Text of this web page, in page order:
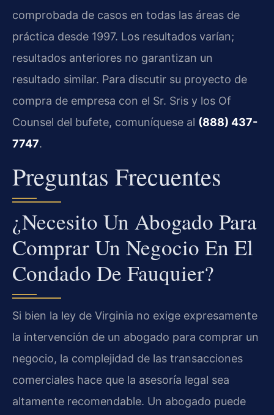
comprobada de casos en todas las áreas de
práctica desde 1997. Los resultados varían;
resultados anteriores no garantizan un
resultado similar. Para discutir su proyecto de
compra de empresa con el Sr. Sris y los Of
Counsel del bufete, comuníquese al (888) 437-
7747.
Preguntas Frecuentes
¿Necesito Un Abogado Para
Comprar Un Negocio En El
Condado De Fauquier?
Si bien la ley de Virginia no exige expresamente
la intervención de un abogado para comprar un
negocio, la complejidad de las transacciones
comerciales hace que la asesoría legal sea
altamente recomendable. Un abogado puede